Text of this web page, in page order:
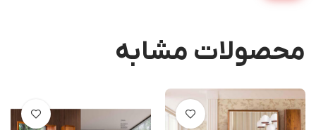
محصولات مشابه